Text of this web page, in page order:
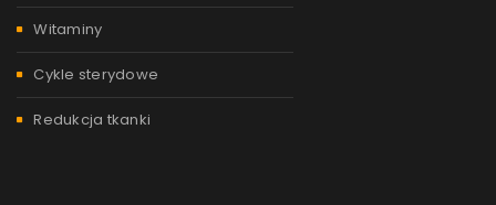
Witaminy
Cykle sterydowe
Redukcja tkanki